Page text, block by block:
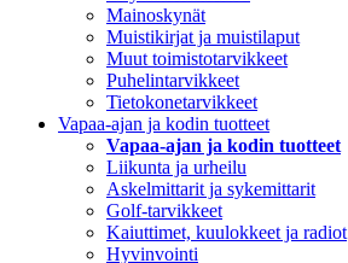
Mainoskynät
Muistikirjat ja muistilaput
Muut toimistotarvikkeet
Puhelintarvikkeet
Tietokonetarvikkeet
Vapaa-ajan ja kodin tuotteet
Vapaa-ajan ja kodin tuotteet
Liikunta ja urheilu
Askelmittarit ja sykemittarit
Golf-tarvikkeet
Kaiuttimet, kuulokkeet ja radiot
Hyvinvointi